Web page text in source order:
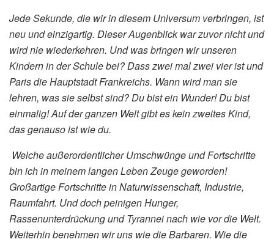
Jede Sekunde, die wir in diesem Universum verbringen, ist
neu und einzigartig. Dieser Augenblick war zuvor nicht und
wird nie wiederkehren. Und was bringen wir unseren
Kindern in der Schule bei? Dass zwei mal zwei vier ist und
Paris die Hauptstadt Frankreichs. Wann wird man sie
lehren, was sie selbst sind? Du bist ein Wunder! Du bist
einmalig! Auf der ganzen Welt gibt es kein zweites Kind,
das genauso ist wie du.
Welche außerordentlicher Umschwünge und Fortschritte
bin ich in meinem langen Leben Zeuge geworden!
Großartige Fortschritte in Naturwissenschaft, Industrie,
Raumfahrt. Und doch peinigen Hunger,
Rassenunterdrückung und Tyrannei nach wie vor die Welt.
Weiterhin benehmen wir uns wie die Barbaren. Wie die